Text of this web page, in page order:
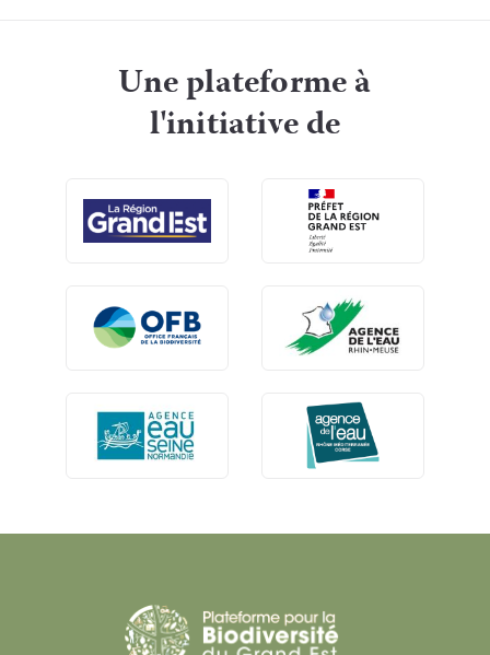
Une plateforme à
l'initiative de